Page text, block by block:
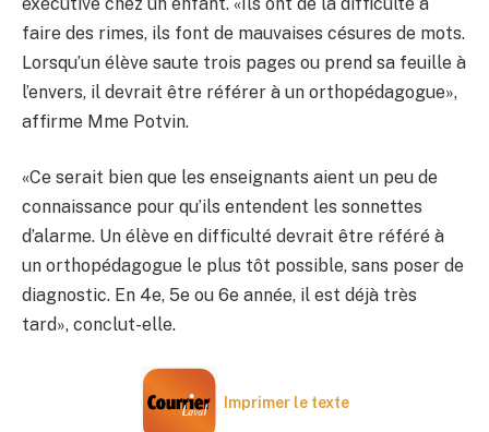
faire des rimes, ils font de mauvaises césures de mots.
Lorsqu’un élève saute trois pages ou prend sa feuille à
l’envers, il devrait être référer à un orthopédagogue»,
affirme Mme Potvin.
«Ce serait bien que les enseignants aient un peu de
connaissance pour qu’ils entendent les sonnettes
d’alarme. Un élève en difficulté devrait être référé à
un orthopédagogue le plus tôt possible, sans poser de
diagnostic. En 4e, 5e ou 6e année, il est déjà très
tard», conclut-elle.
Imprimer le texte